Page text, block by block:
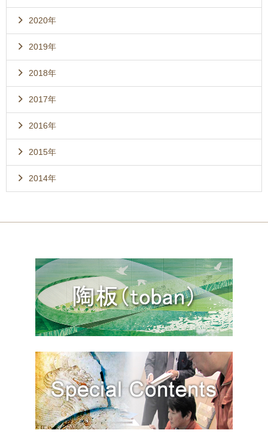
2020年
2019年
2018年
2017年
2016年
2015年
2014年